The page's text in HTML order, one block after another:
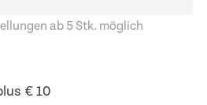
ab 5 Stk. möglich
€ 10